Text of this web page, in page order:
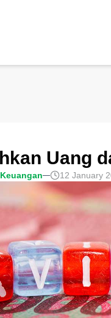
Uang
Keuangan 12 January